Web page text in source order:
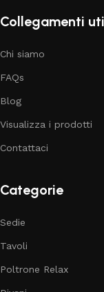
Collegamenti
Chi siamo
FAQs
Blog
Visualizza i prodotti
Contattaci
Categorie
Sedie
Tavoli
Poltrone Relax